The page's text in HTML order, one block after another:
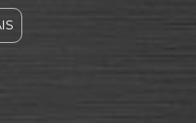
gavetas com
e segura. Se você possui